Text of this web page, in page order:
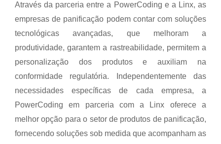
Através da parceria entre a PowerCoding e a Linx, as
empresas de panificação podem contar com soluções
tecnológicas avançadas, que melhoram a
produtividade, garantem a rastreabilidade, permitem a
personalização dos produtos e auxiliam na
conformidade regulatória. Independentemente das
necessidades específicas de cada empresa, a
PowerCoding em parceria com a Linx oferece a
melhor opção para o setor de produtos de panificação,
fornecendo soluções sob medida que acompanham as